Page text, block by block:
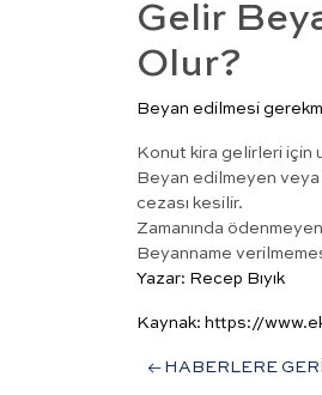
Gelir
Olur?
Beyan edilmesi
Konut kira gelirleri için
Beyan edilmeyen veya
cezası kesilir.
Zamanında
Beyanname
Yazar: Recep Bıyık
Kaynak: https://
HABERLERE